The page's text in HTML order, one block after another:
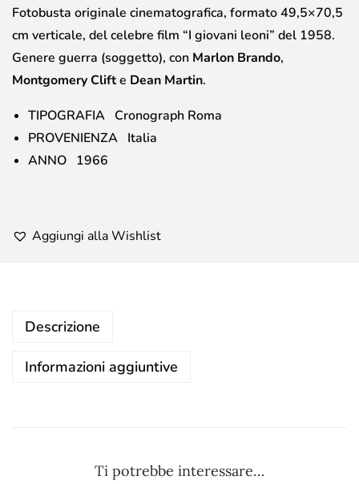
Fotobusta originale cinematografica, formato 49,5×70,5
cm verticale, del celebre film “I giovani leoni” del 1958.
Genere guerra (soggetto), con Marlon Brando,
Montgomery Clifte Dean Martin.
TIPOGRAFIA Cronograph Roma
PROVENIENZA Italia
ANNO 1966
Aggiungi alla Wishlist
Descrizione
Informazioni aggiuntive
Ti potrebbe interessare…